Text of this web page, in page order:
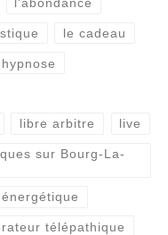
l'abondance
le cadeau
libre arbitre live
sur Bourg-La-
télépathique